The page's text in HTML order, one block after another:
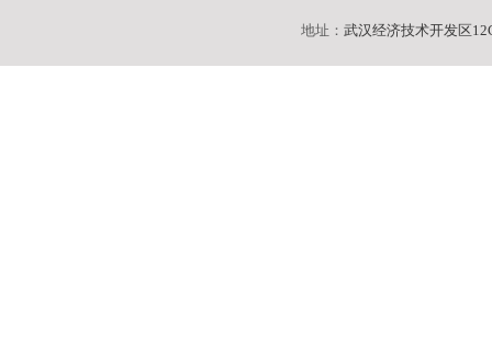
地址： 武汉经济技术开发区